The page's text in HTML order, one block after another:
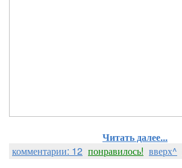
Читать далее...
комментарии: 12 понравилось! вверх^